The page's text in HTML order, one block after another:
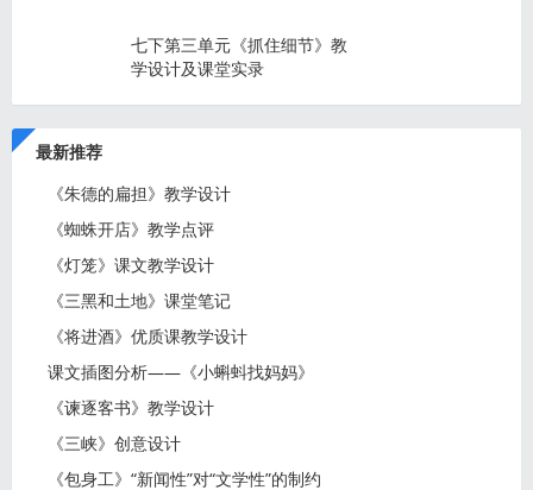
七下第三单元《抓住细节》教
学设计及课堂实录
最新推荐
《朱德的扁担》教学设计
《蜘蛛开店》教学点评
《灯笼》课文教学设计
《三黑和土地》课堂笔记
《将进酒》优质课教学设计
课文插图分析——《小蝌蚪找妈妈》
《谏逐客书》教学设计
《三峡》创意设计
《包身工》“新闻性”对“文学性”的制约